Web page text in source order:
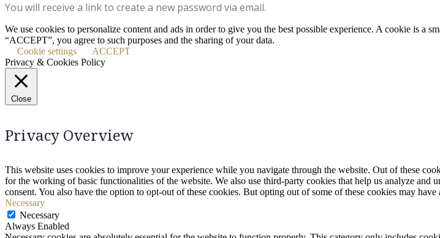
You will receive a link to create a new password via email.
We use cookies to personalize content and ads in order to give you the best possible experience. A cookie is a
“ACCEPT”, you agree to such purposes and the sharing of your data.
Cookie settings
ACCEPT
Privacy & Cookies Policy
Close
Privacy Overview
This website uses cookies to improve your experience while you navigate through the website. Out of these
for the working of basic functionalities of the website. We also use third-party cookies that help us analyze
consent. You also have the option to opt-out of these cookies. But opting out of some of these cookies may
Necessary
Necessary
Always Enabled